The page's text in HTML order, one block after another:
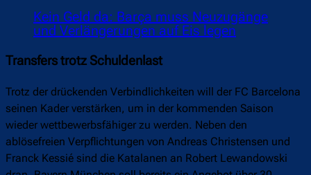
Kein Geld da: Barça muss Neuzugänge
und Verlängerungen auf Eis legen
Transfers trotz Schuldenlast
Trotz der drückenden Verbindlichkeiten will der FC Barcelona
seinen Kader verstärken, um in der kommenden Saison
wieder wettbewerbsfähiger zu werden. Neben den
ablösefreien Verpflichtungen von Andreas Christensen und
Franck Kessié sind die Katalanen an Robert Lewandowski